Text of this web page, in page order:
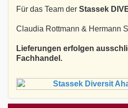
Für das Team der Stassek
Claudia Rottmann & Hermann
Lieferungen erfolgen
Fachhandel.